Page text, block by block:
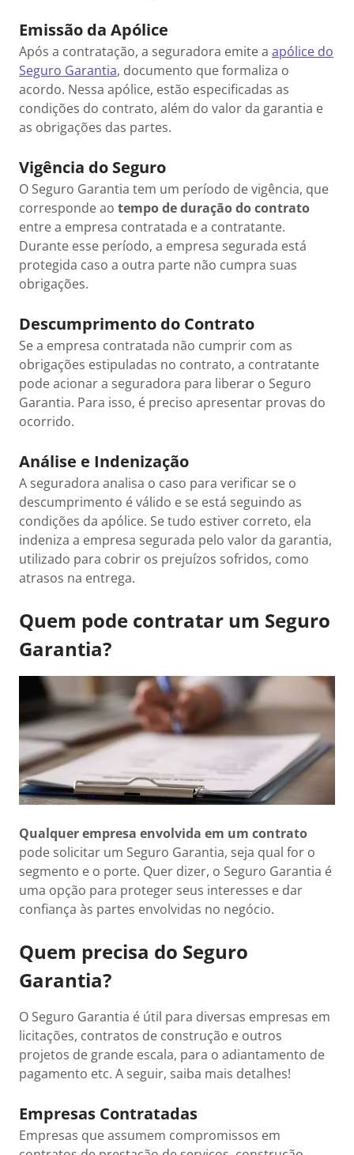
Emissão da Apólice
Após a contratação, a seguradora emite a apólice do
Seguro Garantia, documento que formaliza o
acordo. Nessa apólice, estão especificadas as
condições do contrato, além do valor da garantia e
as obrigações das partes.
Vigência do Seguro
O Seguro Garantia tem um período de vigência, que
corresponde ao tempo de duração do contrato
entre a empresa contratada e a contratante.
Durante esse período, a empresa segurada está
protegida caso a outra parte não cumpra suas
obrigações.
Descumprimento do Contrato
Se a empresa contratada não cumprir com as
obrigações estipuladas no contrato, a contratante
pode acionar a seguradora para liberar o Seguro
Garantia. Para isso, é preciso apresentar provas do
ocorrido.
Análise e Indenização
A seguradora analisa o caso para verificar se o
descumprimento é válido e se está seguindo as
condições da apólice. Se tudo estiver correto, ela
indeniza a empresa segurada pelo valor da garantia,
utilizado para cobrir os prejuízos sofridos, como
atrasos na entrega.
Quem pode contratar um Seguro
Garantia?
Qualquer empresa envolvida em um contrato
pode solicitar um Seguro Garantia, seja qual for o
segmento e o porte. Quer dizer, o Seguro Garantia é
uma opção para proteger seus interesses e dar
confiança às partes envolvidas no negócio.
Quem precisa do Seguro
Garantia?
O Seguro Garantia é útil para diversas empresas em
licitações, contratos de construção e outros
projetos de grande escala, para o adiantamento de
pagamento etc. A seguir, saiba mais detalhes!
Empresas Contratadas
Empresas que assumem compromissos em